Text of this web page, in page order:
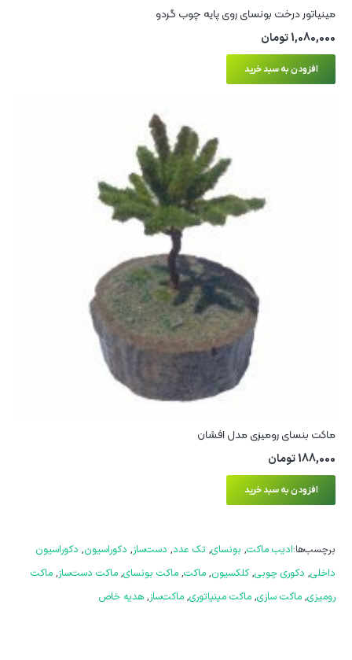
مینیاتور درخت بونسای روی پایه چوب گردو
1,080,000تومان
افزودن به سبد خرید
ماکت بنسای رومیزی مدل افشان
188,000تومان
افزودن به سبد خرید
برچسب‌ها:ادیب ماکت, بونسای, تک عدد, دست‌ساز, دکوراسیون, دکوراسیون
داخلی, دکوری چوبی,کلکسیون, ماکت, ماکت بونسای, ماکت دست‌ساز, ماکت
رومیزی, ماکت سازی, ماکت مینیاتوری, ماکت‌ساز, هدیه خاص